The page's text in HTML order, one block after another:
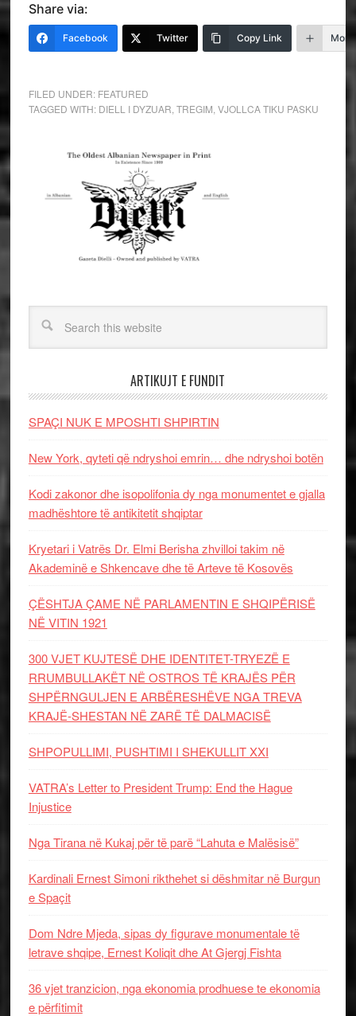
Share via:
Facebook Twitter Copy Link More
FILED UNDER: FEATURED
TAGGED WITH: DIELL I DYZUAR TREGIM VJOLLCA TIKU PASKU
ARTIKUJT E FUNDIT
SPAÇI NUK E MPOSHTI SHPIRTIN
New York, qyteti që ndryshoi emrin… dhe ndryshoi botën
Kodi zakonor dhe isopolifonia dy nga monumentet e gjalla
madhështore të antikitetit shqiptar
Kryetari i Vatrës Dr. Elmi Berisha zhvilloi takim në
Akademinë e Shkencave dhe të Arteve të Kosovës
ÇËSHTJA ÇAME NË PARLAMENTIN E SHQIPËRISË
NË VITIN 1921
300 VJET KUJTESË DHE IDENTITET-TRYEZË E
RRUMBULLAKËT NË OSTROS TË KRAJËS PËR
SHPËRNGULJEN E ARBËRESHËVE NGA TREVA
KRAJË-SHESTAN NË ZARË TË DALMACISË
SHPOPULLIMI, PUSHTIMI I SHEKULLIT XXI
VATRA’s Letter to President Trump: End the Hague
Injustice
Nga Tirana në Kukaj për të parë “Lahuta e Malësisë”
Kardinali Ernest Simoni rikthehet si dëshmitar në Burgun
e Spaçit
Dom Ndre Mjeda, sipas dy figurave monumentale të
letrave shqipe, Ernest Koliqit dhe At Gjergj Fishta
36 vjet tranzicion, nga ekonomia prodhuese te ekonomia
e përfitimit